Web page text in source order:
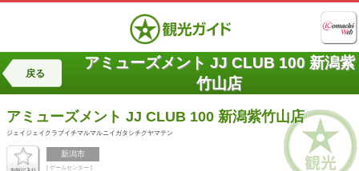
戻る
アミューズメント JJ CLUB 100 新潟紫
竹山店
アミューズメント JJ CLUB 100 新潟紫竹山店
ジェイジェイクラブイチマルマルニイガタシチクヤマテン
新潟市
[ ゲームセンター ]